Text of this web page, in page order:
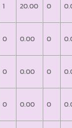
1 20.00 0
0 0.00 0
0 0.00 0
0 0.00 0